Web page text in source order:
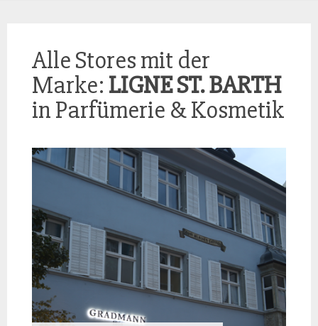
Alle Stores mit der
Marke: LIGNE ST. BARTH
in Parfümerie & Kosmetik